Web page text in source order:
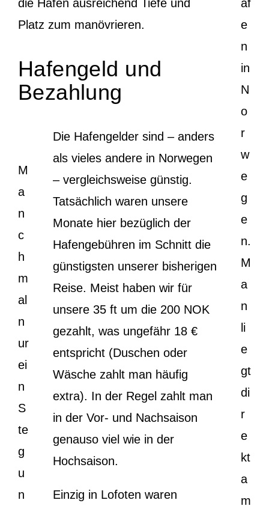
äf
e
n
in
N
o
r
w
e
g
e
n.
M
a
n
li
e
gt
di
r
e
kt
a
m
die Häfen ausreichend Tiefe und
Platz zum manövrieren.
Hafengeld und
Bezahlung
M
a
n
c
h
m
al
n
ur
ei
n
S
te
g
u
n
Die Hafengelder sind – anders
als vieles andere in Norwegen
– vergleichsweise günstig.
Tatsächlich waren unsere
Monate hier bezüglich der
Hafengebühren im Schnitt die
günstigsten unserer bisherigen
Reise. Meist haben wir für
unsere 35 ft um die 200 NOK
gezahlt, was ungefähr 18 €
entspricht (Duschen oder
Wäsche zahlt man häufig
extra). In der Regel zahlt man
in der Vor- und Nachsaison
genauso viel wie in der
Hochsaison.
Einzig in Lofoten waren